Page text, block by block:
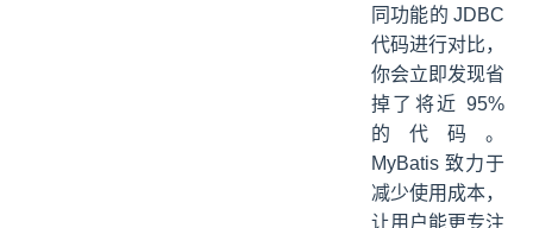
同功能的 JDBC
代码进行对比，
你会立即发现省
掉了将近 95%
的代码。
MyBatis 致力于
减少使用成本，
让用户能更专注